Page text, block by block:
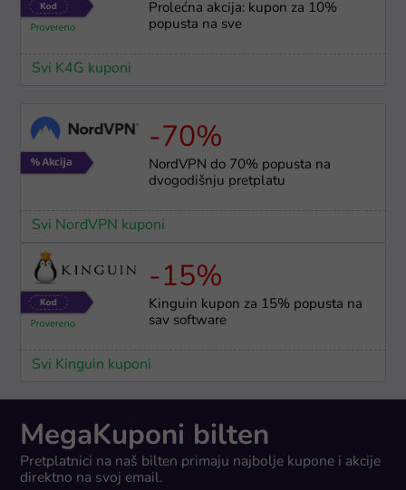
Prolećna akcija: kupon za 10%
popusta na sve
Svi K4G kuponi
-70%
NordVPN do 70% popusta na
dvogodišnju pretplatu
Svi NordVPN kuponi
-15%
Kinguin kupon za 15% popusta na
sav software
Svi Kinguin kuponi
MegaKuponi bilten
Pretplatnici na naš bilten primaju najbolje kupone i akcije
direktno na svoj email.